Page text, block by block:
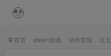
首页 steam游戏 动作冒险 正文